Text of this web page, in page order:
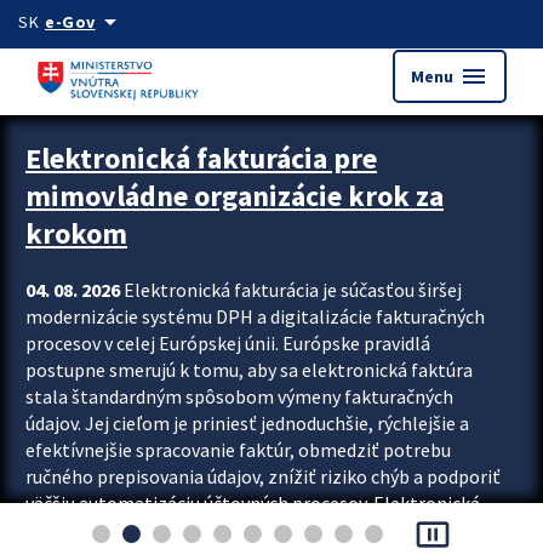
Preskocit na hlavný obsah
SK e-Govarrow_drop_down
Menu menu
Zastavit automatický posun upútavok
Elektronická fakturácia pre
mimovládne organizácie krok za
krokom
04. 08. 2026Elektronická fakturácia je súčasťou širšej
modernizácie systému DPH a digitalizácie fakturačných
procesov v celej Európskej únii. Európske pravidlá
postupne smerujú k tomu, aby sa elektronická faktúra
stala štandardným spôsobom výmeny fakturačných
údajov. Jej cieľom je priniesť jednoduchšie, rýchlejšie a
efektívnejšie spracovanie faktúr, obmedziť potrebu
ručného prepisovania údajov, znížiť riziko chýb a podporiť
väčšiu automatizáciu účtovných procesov. Elektronická
fakturácia preto nepredstavuje...
pause_presentation